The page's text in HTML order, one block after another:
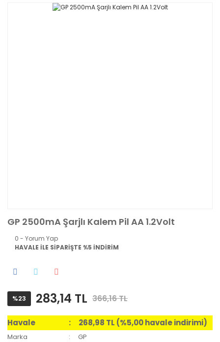
GP 2500mA Şarjlı Kalem Pil AA 1.2Volt
0 - Yorum Yap
HAVALE İLE SİPARİŞTE %5 İNDİRİM
%23 283,14 TL 366,16 TL
Havale 268,98 TL (%5,00 havale indirimi)
Marka
GP